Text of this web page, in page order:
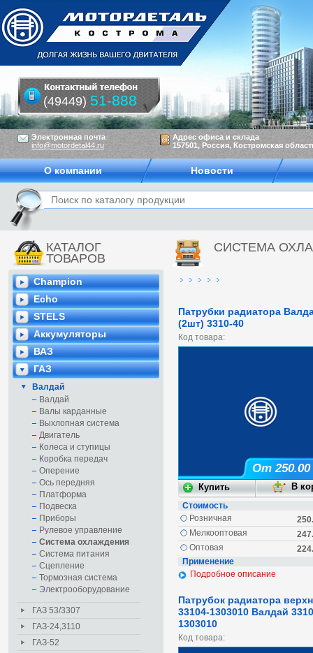
КАТАЛОГ
ТОВАРОВ
Champion
Echo
STELS
Аккумуляторы
ВАЗ
ГАЗ
Валдай
Валдай
Валы карданные
Выхлопная система
Двигатель
Колеса и ступицы
Коробка передач
Оперение
Ось передняя
Платформа
Подвеска
Приборы
Рулевое управление
Система охлаждения
Система питания
Сцепление
Тормозная система
Электрооборудование
ГАЗ 53/3307
ГАЗ-24,3110
ГАЗ-52
СИСТЕМА
Патрубки радиатора
(2шт) 3310-40
Код товара:
От 250.00
Стоимость
Розничная
Мелкооптовая
Оптовая
Применение
Подробное описание
Патрубок радиатора
33104-1303010 Валдай
1303010
Код товара:
Электронная почта
info@motordetal44.ru
Адрес офиса и склада
157501, Россия, Костромская
(49449) 51-888
О компании Новости